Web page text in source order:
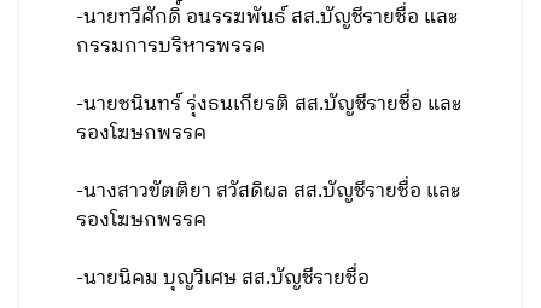
-นายทวีศักดิ์ อนรรฆพันธ์ สส.บัญชีรายชื่อ และ
กรรมการบริหารพรรค
-นายชนินทร์ รุ่งธนเกียรติ สส.บัญชีรายชื่อ และ
รองโฆษกพรรค
-นางสาวขัตติยา สวัสดิผล สส.บัญชีรายชื่อ และ
รองโฆษกพรรค
-นายนิคม บุญวิเศษ สส.บัญชีรายชื่อ